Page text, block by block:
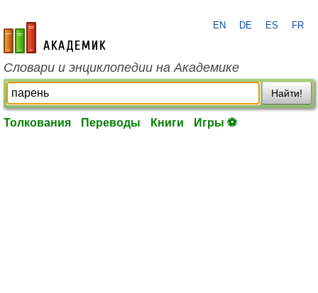
academic.ru
EN DE ES FR
Словари и энциклопедии на Академике
Найти!
Толкования Переводы Книги Игры ⚽